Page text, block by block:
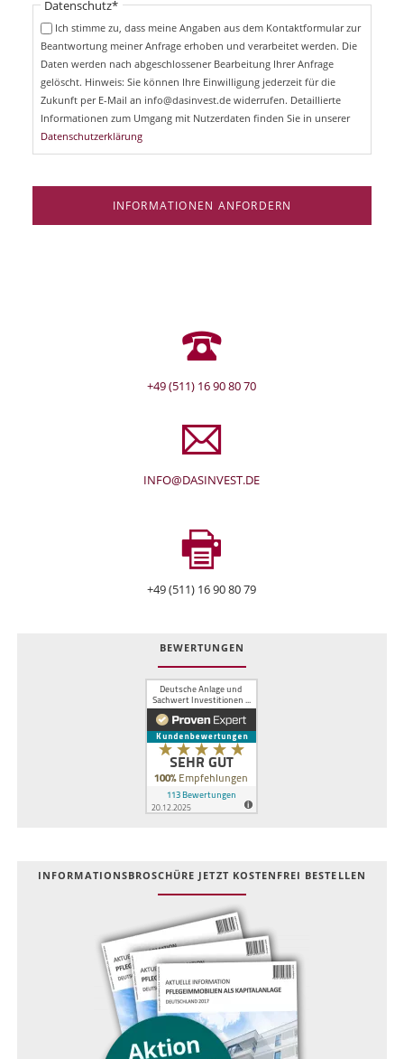
f
Pflichtfeld
Datenschutz*
Ich stimme zu, dass meine Angaben aus dem Kontaktformular zur
Beantwortung meiner Anfrage erhoben und verarbeitet werden. Die
Daten werden nach abgeschlossener Bearbeitung Ihrer Anfrage
gelöscht. Hinweis: Sie können Ihre Einwilligung jederzeit für die
Zukunft per E-Mail an info@dasinvest.de widerrufen. Detaillierte
Informationen zum Umgang mit Nutzerdaten finden Sie in unserer
Datenschutzerklärung
INFORMATIONEN ANFORDERN
+49 (511) 16 90 80 70
INFO@DASINVEST.DE
+49 (511) 16 90 80 79
BEWERTUNGEN
INFOR­MATIONS­BROSCHÜRE JETZT KOSTEN­FREI BESTELLEN